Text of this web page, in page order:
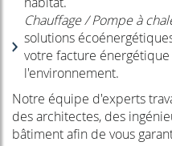
Chauffage / Pompe à
solutions
votre facture
l'environnement.
Notre équipe d'experts
des architectes, des
bâtiment afin de vous